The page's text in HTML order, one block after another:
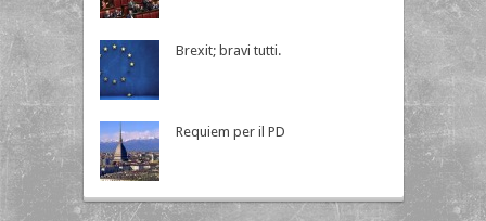
Brexit; bravi tutti.
Requiem per il PD